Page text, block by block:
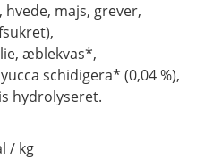
majs, grever,
æblekvas*,
schidigera* (0,04 %),
hydrolyseret.
/ kg